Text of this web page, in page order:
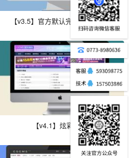
【v3.5】官方默认完整整站模板!
【v4.1】炫彩模版